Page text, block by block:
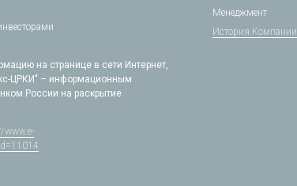
на странице в сети Интернет,
ЦРКИ" – информационным
России на раскрытие
www.e-
Менеджмент
История Компании